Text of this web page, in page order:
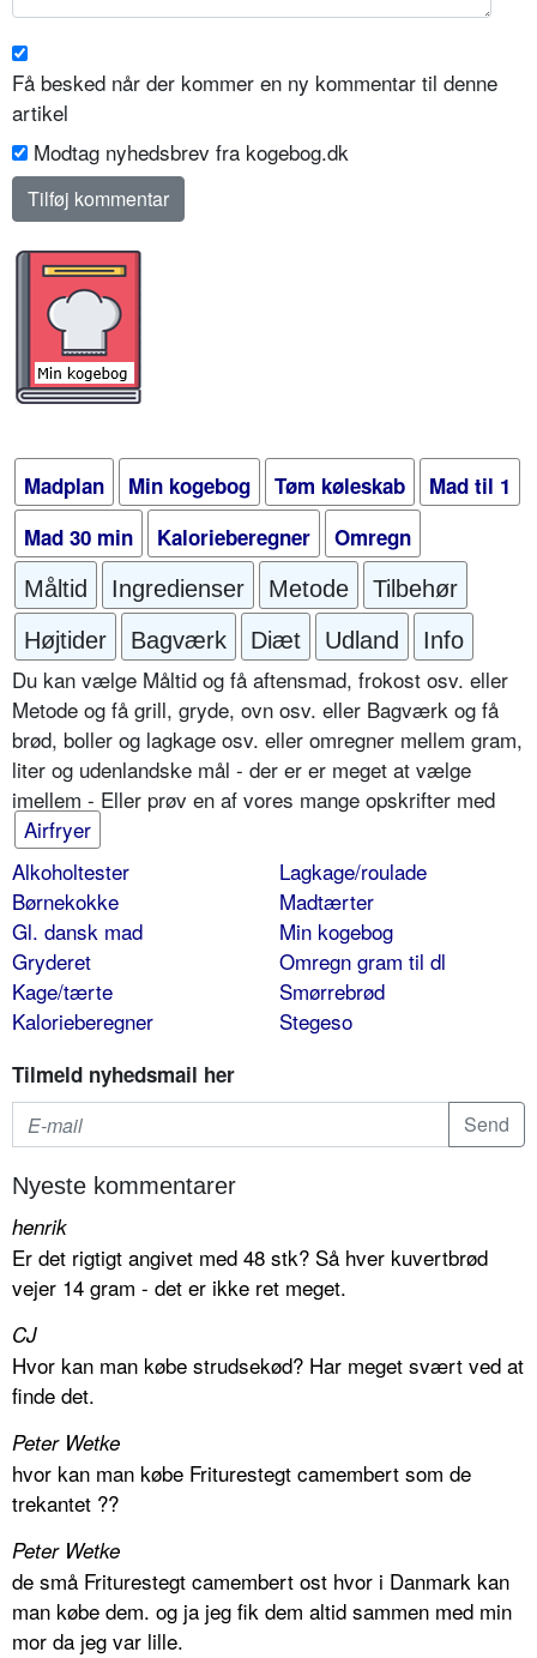
Få besked når der kommer en ny kommentar til denne
artikel
Modtag nyhedsbrev fra kogebog.dk
Madplan Min kogebog Tøm køleskab
Mad til 1
Mad 30 min
Kalorieberegner Omregn
Måltid Ingredienser Metode
Tilbehør
Højtider
Bagværk Diæt Udland Info
Du kan vælge Måltid og få aftensmad, frokost osv. eller
Metode og få grill, gryde, ovn osv. eller Bagværk og få
brød, boller og lagkage osv. eller omregner mellem gram,
liter og udenlandske mål - der er er meget at vælge
imellem - Eller prøv en af vores mange opskrifter med
Airfryer
Alkoholtester
Børnekokke
Gl. dansk mad
Gryderet
Kage/tærte
Kalorieberegner
Lagkage/roulade
Madtærter
Min kogebog
Omregn gram til dl
Smørrebrød
Stegeso
Tilmeld nyhedsmail her
Nyeste kommentarer
henrik
Er det rigtigt angivet med 48 stk? Så hver kuvertbrød
vejer 14 gram - det er ikke ret meget.
CJ
Hvor kan man købe strudsekød? Har meget svært ved at
finde det.
Peter Wetke
hvor kan man købe Friturestegt camembert som de
trekantet ??
Peter Wetke
de små Friturestegt camembert ost hvor i Danmark kan
man købe dem. og ja jeg fik dem altid sammen med min
mor da jeg var lille.